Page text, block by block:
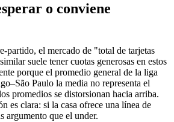
o conviene
el mercado de "total de tarjetas
suele tener cuotas generosas en estos
porque el promedio general de la liga
Paulo la media no representa el
promedios se distorsionan hacia arriba.
es clara: si la casa ofrece una línea de
argumento que el under.